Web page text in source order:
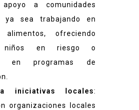
a comunidades
ya sea trabajando en
ofreciendo
en riesgo o
en programas de
iniciativas locales:
organizaciones locales